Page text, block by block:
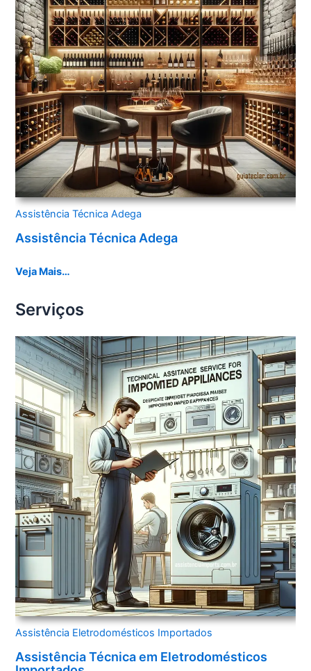
Assistência Técnica Adega
Assistência Técnica Adega
Veja Mais…
Serviços
Assistência Eletrodomésticos Importados
Assistência Técnica em Eletrodomésticos